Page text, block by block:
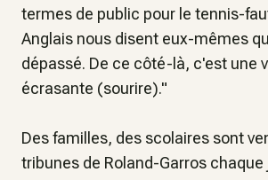
termes de public pour le tennis-
Anglais nous disent eux-mêmes
dépassé. De ce côté-là, c'est une
écrasante (sourire)."
Des familles, des scolaires sont
tribunes de Roland-Garros